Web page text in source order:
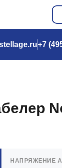
+7
НАПРЯЖЕНИЕ